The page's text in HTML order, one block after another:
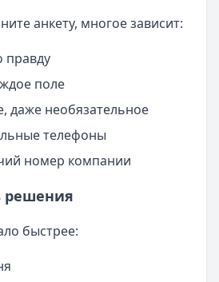
анкету, многое зависит:
правду
поле
даже необязательное
телефоны
номер компании
решения
быстрее: